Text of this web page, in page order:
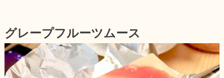
グレープフルーツムース